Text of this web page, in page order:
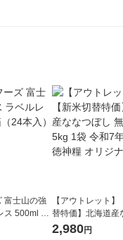
富士山の強
ス 500ml 1
【アウトレット】
替特価】北海道産
し 無洗米 5kg 1袋
2,980円